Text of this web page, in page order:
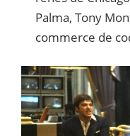
Palma, Tony
commerce de